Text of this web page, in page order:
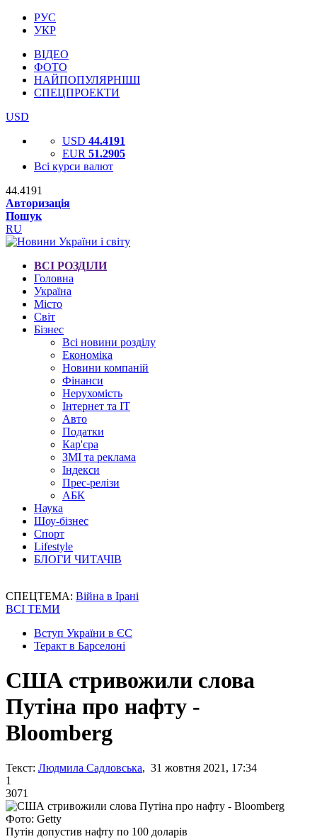
РУС
УКР
ВІДЕО
ФОТО
НАЙПОПУЛЯРНІШІ
СПЕЦПРОЕКТИ
USD
USD 44.4191
EUR 51.2905
Всі курси валют
44.4191
Авторизація
Пошук
RU
ВСІ РОЗДІЛИ
Головна
Україна
Місто
Світ
Бізнес
Всі новини розділу
Економіка
Новини компаній
Фінанси
Нерухомість
Інтернет та IT
Авто
Податки
Кар'єра
ЗМІ та реклама
Індекси
Прес-релізи
АБК
Наука
Шоу-бізнес
Спорт
Lifestyle
БЛОГИ ЧИТАЧІВ
СПЕЦТЕМА: Війна в Ірані
ВСІ ТЕМИ
Вступ України в ЄС
Теракт в Барселоні
США стривожили слова
Путіна про нафту -
Bloomberg
Текст: Людмила Садловська, 31 жовтня 2021, 17:34
1
3071
Фото: Getty
Путін допустив нафту по 100 доларів